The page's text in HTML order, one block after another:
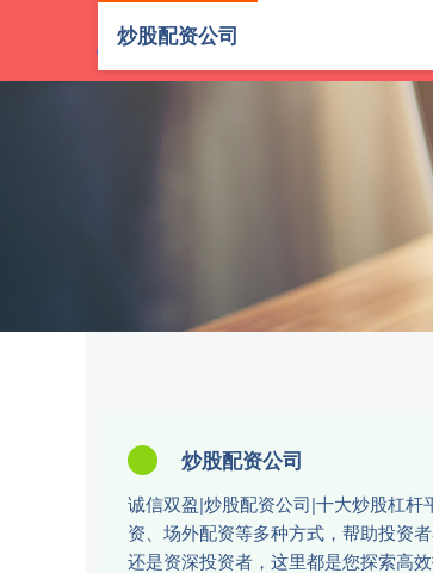
炒股配资公司
诚信双盈|炒股配资公司|十大炒股杠
资、场外配资等多种方式，帮助投资
还是资深投资者，这里都是您探索高
炒股配资公司